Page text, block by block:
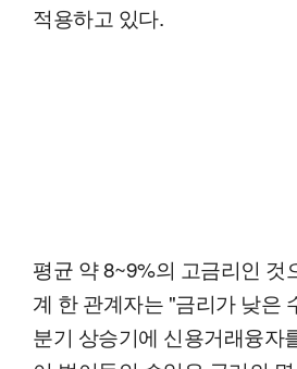
적용하고 있다.
평균 약 8~9%의 고금리인 것
계 한 관계자는 "금리가 낮은
분기 상승기에 신용거래융자